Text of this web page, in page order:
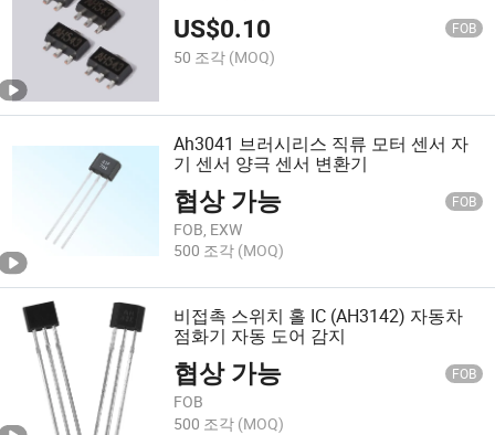
US$0.10 FOB
50 조각 (MOQ)
Ah3041 브러시리스 직류 모터 센서 자
기 센서 양극 센서 변환기
협상 가능 FOB
FOB, EXW
500 조각 (MOQ)
비접촉 스위치 홀 IC (AH3142) 자동차
점화기 자동 도어 감지
협상 가능 FOB
FOB
500 조각 (MOQ)